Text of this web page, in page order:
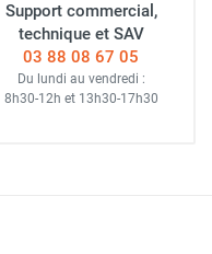
Support commercial,
technique et SAV
03 88 08 67 05
Du lundi au vendredi :
8h30-12h et 13h30-17h30